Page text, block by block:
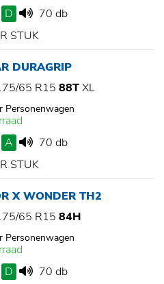
D
70 db
STUK
DURAGRIP
65 R15 88TXL
Personenwagen
A
70 db
STUK
X WONDER TH2
65 R15 84H
Personenwagen
D
70 db